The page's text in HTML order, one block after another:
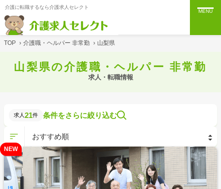
介護に転職するなら介護求人セレクト
MENU
TOP › 介護職・ヘルパー 非常勤 › 山梨県
山梨県の介護職・ヘルパー 非常勤
求人・転職情報
求人 21件 条件をさらに絞り込む
NEW